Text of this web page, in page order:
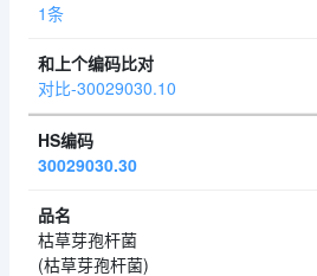
1条
对比-30029030.10
30029030.30
枯草芽孢杆菌
(枯草芽孢杆菌)